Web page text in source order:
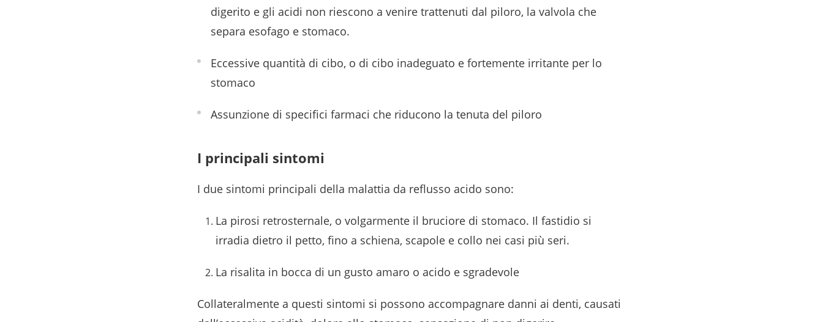
digerito e gli acidi non riescono a venire trattenuti dal piloro, la valvola che
separa esofago e stomaco.
Eccessive quantità di cibo, o di cibo inadeguato e fortemente irritante per lo
stomaco
Assunzione di specifici farmaci che riducono la tenuta del piloro
I principali sintomi
I due sintomi principali della malattia da reflusso acido sono:
La pirosi retrosternale, o volgarmente il bruciore di stomaco. Il fastidio si
irradia dietro il petto, fino a schiena, scapole e collo nei casi più seri.
La risalita in bocca di un gusto amaro o acido e sgradevole
Collateralmente a questi sintomi si possono accompagnare danni ai denti, causati